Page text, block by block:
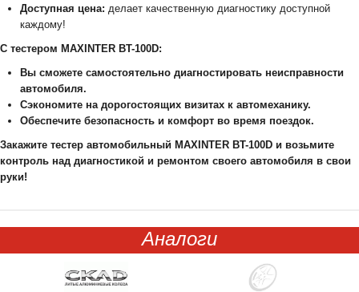
Доступная цена: делает качественную диагностику доступной
каждому!
С тестером MAXINTER BT-100D:
Вы сможете самостоятельно диагностировать неисправности
автомобиля.
Сэкономите на дорогостоящих визитах к автомеханику.
Обеспечите безопасность и комфорт во время поездок.
Закажите тестер автомобильный MAXINTER BT-100D и возьмите
контроль над диагностикой и ремонтом своего автомобиля в свои
руки!
Аналоги